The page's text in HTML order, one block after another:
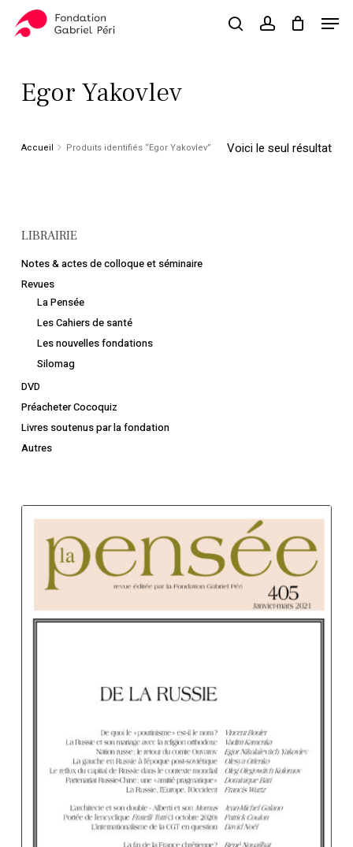
searchaccount
Panier Close
Egor Yakovlev
Voici le seul résultat
Accueil Produits identifiés “Egor Yakovlev”
LIBRAIRIE
Notes & actes de colloque et séminaire
Revues
La Pensée
Les Cahiers de santé
Les nouvelles fondations
Silomag
DVD
Préacheter Cocoquiz
Livres soutenus par la fondation
Autres